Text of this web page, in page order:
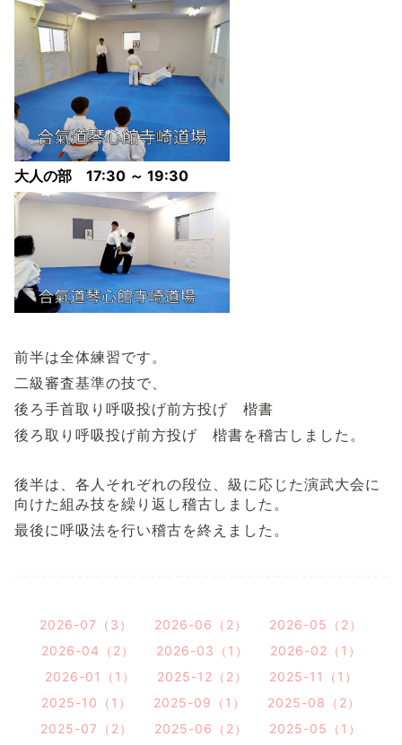
大人の部 17:30 ～ 19:30
前半は全体練習です。
二級審査基準の技で、
後ろ手首取り呼吸投げ前方投げ 楷書
後ろ取り呼吸投げ前方投げ 楷書を稽古しました。
後半は、各人それぞれの段位、級に応じた演武大会に
向けた組み技を繰り返し稽古しました。
最後に呼吸法を行い稽古を終えました。
2026-07（3） 2026-06（2）
2026-05（2）
2026-04（2）
2026-03（1）
2026-02（1）
2026-01（1）
2025-12（2）
2025-11（1）
2025-10（1）
2025-09（1）
2025-08（2）
2025-07（2）
2025-06（2）
2025-05（1）